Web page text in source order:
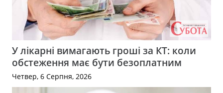
У лікарні вимагають гроші за КТ: коли
обстеження має бути безоплатним
Четвер, 6 Серпня, 2026